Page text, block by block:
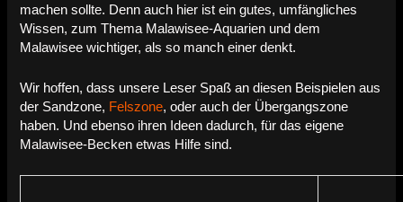
machen sollte. Denn auch hier ist ein gutes, umfängliches
Wissen, zum Thema Malawisee-Aquarien und dem
Malawisee wichtiger, als so manch einer denkt.
Wir hoffen, dass unsere Leser Spaß an diesen Beispielen aus
der Sandzone, Felszone, oder auch der Übergangszone
haben. Und ebenso ihren Ideen dadurch, für das eigene
Malawisee-Becken etwas Hilfe sind.